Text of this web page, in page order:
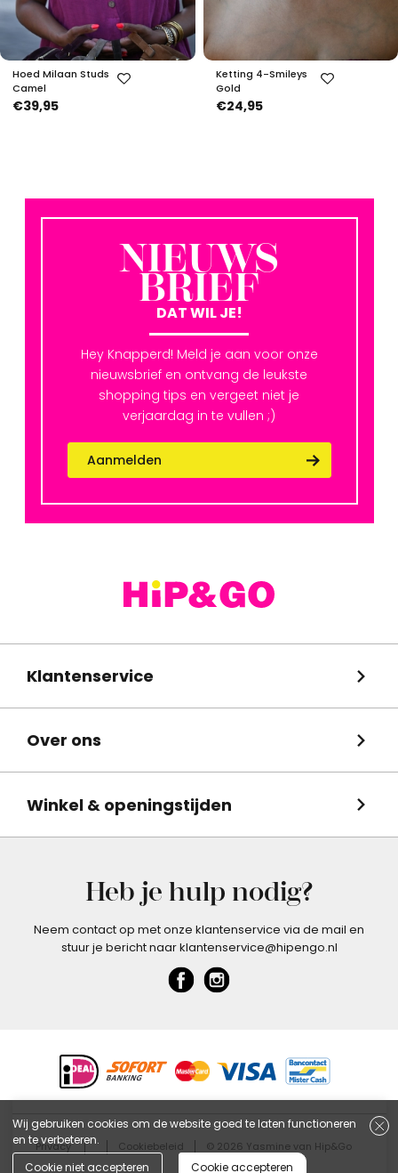
Hoed Milaan Studs
Camel
€39,95
Ketting 4-Smileys
Gold
€24,95
NIEUWS
BRIEF
DAT WIL JE!
Hey Knapperd! Meld je aan voor onze
nieuwsbrief en ontvang de leukste
shopping tips en vergeet niet je
verjaardag in te vullen ;)
Aanmelden
Klantenservice
Over ons
Winkel & openingstijden
Heb je hulp nodig?
Neem contact op met onze klantenservice via de mail en
stuur je bericht naar klantenservice@hipengo.nl
Privacy Cookiebeleid © 2026 Yasmine van Hip&Go
Wij gebruiken cookies om de website goed te laten functioneren
en te verbeteren.